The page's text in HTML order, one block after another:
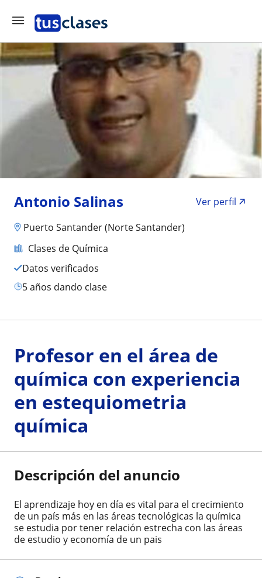
Antonio Salinas
Ver perfil
Puerto Santander (Norte Santander)
Clases de Química
Datos verificados
5 años dando clase
Profesor en el área de
química con experiencia
en estequiometria
química
Descripción del anuncio
El aprendizaje hoy en día es vital para el crecimiento
de un país más en las áreas tecnológicas la química
se estudia por tener relación estrecha con las áreas
de estudio y economía de un pais